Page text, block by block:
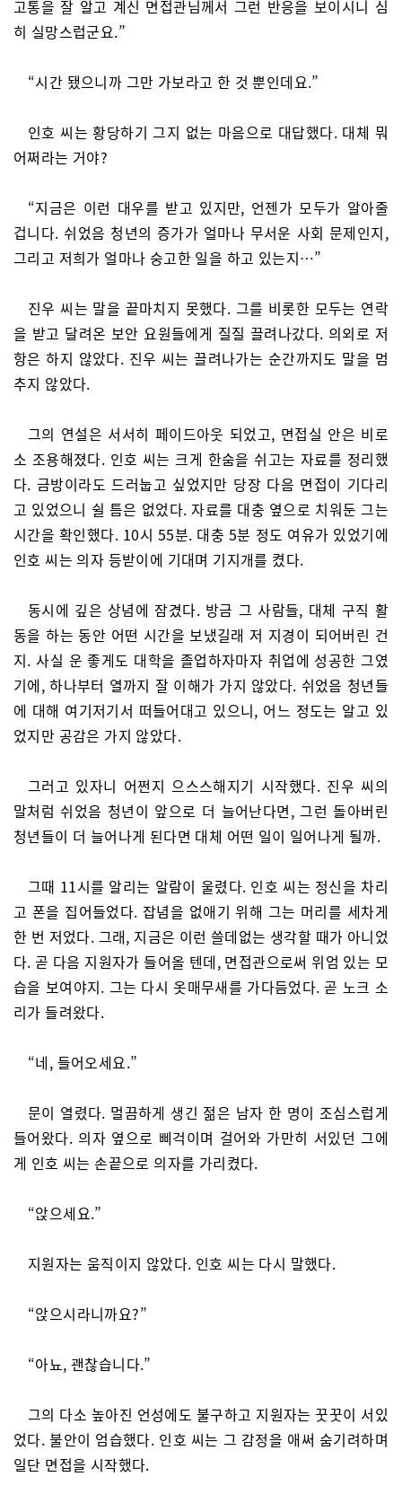
고통을 잘 알고 계신 면접관님께서 그런 반응을 보이시니 심
히 실망스럽군요.”
“시간 됐으니까 그만 가보라고 한 것 뿐인데요.”
인호 씨는 황당하기 그지 없는 마음으로 대답했다. 대체 뭐
어쩌라는 거야?
“지금은 이런 대우를 받고 있지만, 언젠가 모두가 알아줄
겁니다. 쉬었음 청년의 증가가 얼마나 무서운 사회 문제인지,
그리고 저희가 얼마나 숭고한 일을 하고 있는지…”
진우 씨는 말을 끝마치지 못했다. 그를 비롯한 모두는 연락
을 받고 달려온 보안 요원들에게 질질 끌려나갔다. 의외로 저
항은 하지 않았다. 진우 씨는 끌려나가는 순간까지도 말을 멈
추지 않았다.
그의 연설은 서서히 페이드아웃 되었고, 면접실 안은 비로
소 조용해졌다. 인호 씨는 크게 한숨을 쉬고는 자료를 정리했
다. 금방이라도 드러눕고 싶었지만 당장 다음 면접이 기다리
고 있었으니 쉴 틈은 없었다. 자료를 대충 옆으로 치워둔 그는
시간을 확인했다. 10시 55분. 대충 5분 정도 여유가 있었기에
인호 씨는 의자 등받이에 기대며 기지개를 켰다.
동시에 깊은 상념에 잠겼다. 방금 그 사람들, 대체 구직 활
동을 하는 동안 어떤 시간을 보냈길래 저 지경이 되어버린 건
지. 사실 운 좋게도 대학을 졸업하자마자 취업에 성공한 그였
기에, 하나부터 열까지 잘 이해가 가지 않았다. 쉬었음 청년들
에 대해 여기저기서 떠들어대고 있으니, 어느 정도는 알고 있
었지만 공감은 가지 않았다.
그러고 있자니 어쩐지 으스스해지기 시작했다. 진우 씨의
말처럼 쉬었음 청년이 앞으로 더 늘어난다면, 그런 돌아버린
청년들이 더 늘어나게 된다면 대체 어떤 일이 일어나게 될까.
그때 11시를 알리는 알람이 울렸다. 인호 씨는 정신을 차리
고 폰을 집어들었다. 잡념을 없애기 위해 그는 머리를 세차게
한 번 저었다. 그래, 지금은 이런 쓸데없는 생각할 때가 아니었
다. 곧 다음 지원자가 들어올 텐데, 면접관으로써 위엄 있는 모
습을 보여야지. 그는 다시 옷매무새를 가다듬었다. 곧 노크 소
리가 들려왔다.
“네, 들어오세요.”
문이 열렸다. 멀끔하게 생긴 젊은 남자 한 명이 조심스럽게
들어왔다. 의자 옆으로 삐걱이며 걸어와 가만히 서있던 그에
게 인호 씨는 손끝으로 의자를 가리켰다.
“앉으세요.”
지원자는 움직이지 않았다. 인호 씨는 다시 말했다.
“앉으시라니까요?”
“아뇨, 괜찮습니다.”
그의 다소 높아진 언성에도 불구하고 지원자는 꿋꿋이 서있
었다. 불안이 엄습했다. 인호 씨는 그 감정을 애써 숨기려하며
일단 면접을 시작했다.